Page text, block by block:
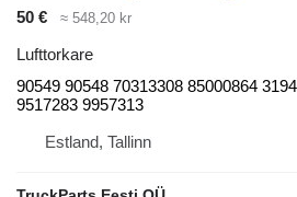
50 € ≈ 548,20 kr
Lufttorkare
90549 90548 70313308 85000864
9517283 9957313
Estland, Tallinn